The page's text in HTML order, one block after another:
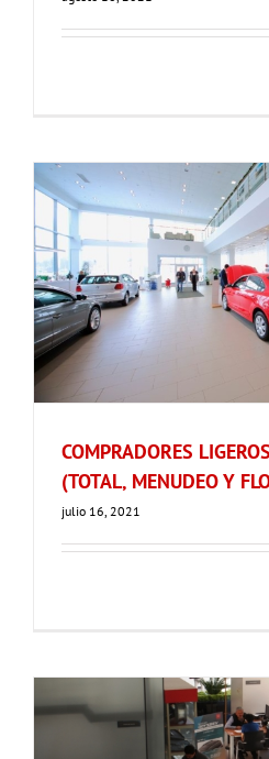
COMPRADORES
(TOTAL, MENUDEO Y
julio 16, 2021